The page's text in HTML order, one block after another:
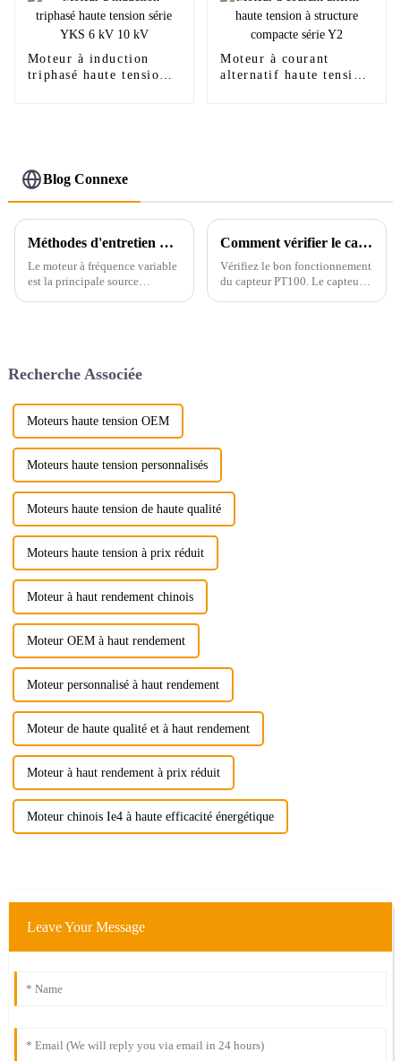
Moteur à induction
triphasé haute tension
Moteur à courant
alternatif haute tension
Blog Connexe
Méthodes d'entretien quotidien des moteurs à fréquence variable
Le moteur à fréquence variable
est la principale source
essentiel.
Comment vérifier le capteur de température PT100 ?
Vérifiez le bon fonctionnement
du capteur PT100. Le capteur
Recherche Associée
Moteurs haute tension OEM
Moteurs haute tension personnalisés
Moteurs haute tension de haute qualité
Moteurs haute tension à prix réduit
Moteur à haut rendement chinois
Moteur OEM à haut rendement
Moteur personnalisé à haut rendement
Moteur de haute qualité et à haut rendement
Moteur à haut rendement à prix réduit
Moteur chinois Ie4 à haute efficacité énergétique
Leave Your Message